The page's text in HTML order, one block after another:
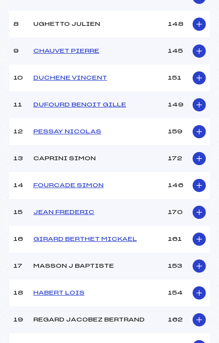
8 UGHETTO JULIEN 148
9 CHAUVET PIERRE 145
10 DUCHENE VINCENT 151
11 DUFOURD BENOIT GILLE 149
12 PESSAY NICOLAS 159
13 CAPRINI SIMON 172
14 FOURCADE SIMON 146
15 JEAN FREDERIC 170
16 GIRARD BERTHET MICKAEL 161
17 MASSON J BAPTISTE 153
18 HABERT LOIS 154
19 REGARD JACOBEZ BERTRAND 162